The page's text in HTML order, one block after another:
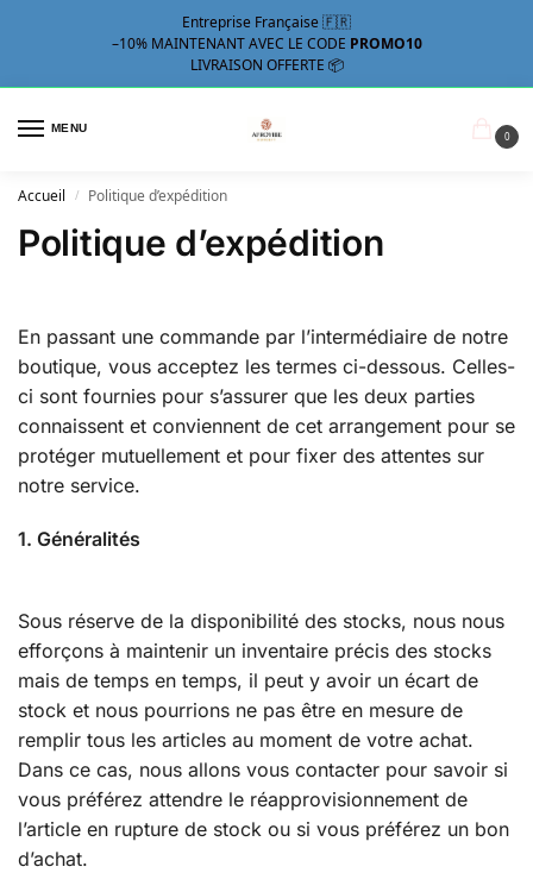
Entreprise Française 🇫🇷
–10% MAINTENANT AVEC LE CODE PROMO10
LIVRAISON OFFERTE 📦
MENU
0
Accueil / Politique d’expédition
Politique d’expédition
En passant une commande par l’intermédiaire de notre
boutique, vous acceptez les termes ci-dessous. Celles-
ci sont fournies pour s’assurer que les deux parties
connaissent et conviennent de cet arrangement pour se
protéger mutuellement et pour fixer des attentes sur
notre service.
1. Généralités
Sous réserve de la disponibilité des stocks, nous nous
efforçons à maintenir un inventaire précis des stocks
mais de temps en temps, il peut y avoir un écart de
stock et nous pourrions ne pas être en mesure de
remplir tous les articles au moment de votre achat.
Dans ce cas, nous allons vous contacter pour savoir si
vous préférez attendre le réapprovisionnement de
l’article en rupture de stock ou si vous préférez un bon
d’achat.